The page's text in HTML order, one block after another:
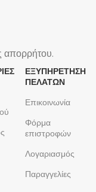
απορρήτου.
ΕΞΥΠΗΡΕΤΗΣΗ
ΠΕΛΑΤΩΝ
Επικοινωνία
Φόρμα
επιστροφών
Λογαριασμός
Παραγγελίες